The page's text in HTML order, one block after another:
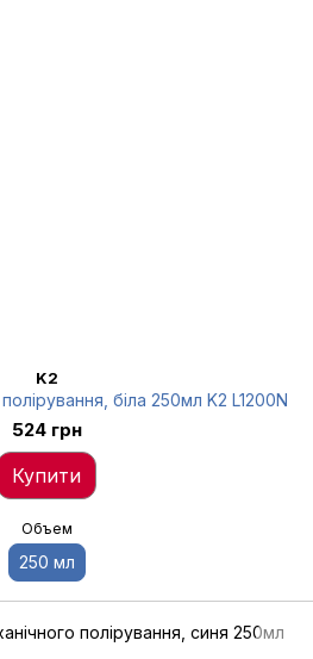
K2
біла 250мл K2 L1200N
524 грн
Купити
Объем
250 мл